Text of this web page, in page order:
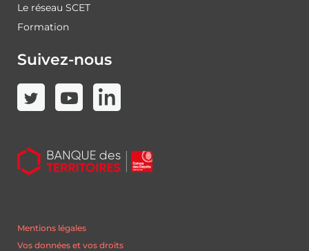
Le réseau SCET
Formation
Suivez-nous
Mentions légales
Vos données et vos droits